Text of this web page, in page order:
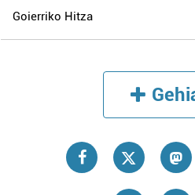
Goierriko Hitza